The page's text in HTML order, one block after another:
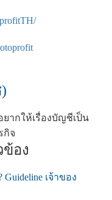
ยากให้เรื่องบัญชีเป็น
กิจ
ข้อง